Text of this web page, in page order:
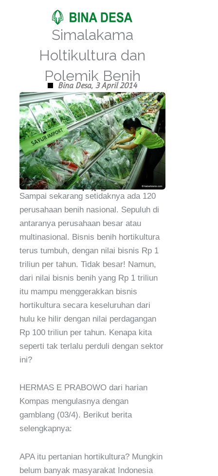
Simalakama
Holtikultura dan
Polemik Benih
Bina Desa, 3 April 2014
Sampai sekarang setidaknya ada 120
perusahaan benih nasional. Sepuluh di
antaranya perusahaan besar atau
multinasional. Bisnis benih hortikultura
terus tumbuh, dengan nilai bisnis Rp 1
triliun per tahun. Tidak besar! Namun,
dari nilai bisnis benih yang Rp 1 triliun
itu mampu menggerakkan bisnis
hortikultura secara keseluruhan dari
hulu ke hilir dengan nilai perdagangan
Rp 100 triliun per tahun. Kenapa kita
seperti tak terlalu perduli dengan sektor
ini?
HERMAS E PRABOWO dari harian
Kompas mengulasnya dengan
gamblang (03/4). Berikut berita
selengkapnya:
APA itu pertanian hortikultura? Mungkin
belum banyak masyarakat Indonesia